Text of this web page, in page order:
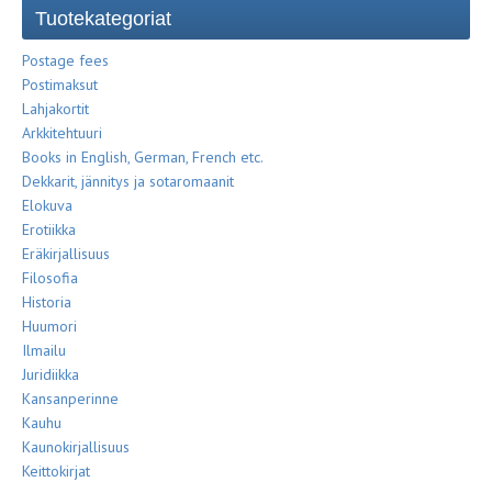
Tuotekategoriat
Postage fees
Postimaksut
Lahjakortit
Arkkitehtuuri
Books in English, German, French etc.
Dekkarit, jännitys ja sotaromaanit
Elokuva
Erotiikka
Eräkirjallisuus
Filosofia
Historia
Huumori
Ilmailu
Juridiikka
Kansanperinne
Kauhu
Kaunokirjallisuus
Keittokirjat